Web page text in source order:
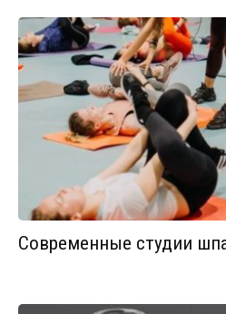
Современные студии